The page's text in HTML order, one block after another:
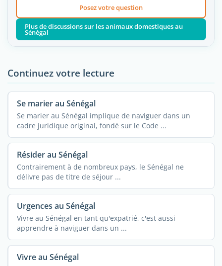
Posez votre question
Plus de discussions sur les animaux domestiques au
Sénégal
Continuez votre lecture
Se marier au Sénégal
Se marier au Sénégal implique de naviguer dans un
cadre juridique original, fondé sur le Code ...
Résider au Sénégal
Contrairement à de nombreux pays, le Sénégal ne
délivre pas de titre de séjour ...
Urgences au Sénégal
Vivre au Sénégal en tant qu'expatrié, c'est aussi
apprendre à naviguer dans un ...
Vivre au Sénégal